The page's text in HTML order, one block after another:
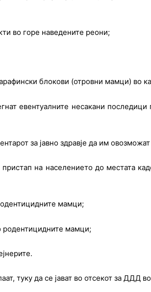
во горе наведените реони;
блокови (отровни мамци) во
евентуалните несакани последици
за јавно здравје да им
на населението до местата
мамци;
родентицидните мамци;
туку да се јават во отсекот за ДДД